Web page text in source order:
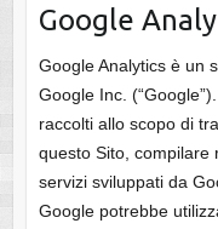
Google
Google Analytics è un
Google Inc.
raccolti allo scopo di
questo Sito, compilare
servizi sviluppati da
Google potrebbe